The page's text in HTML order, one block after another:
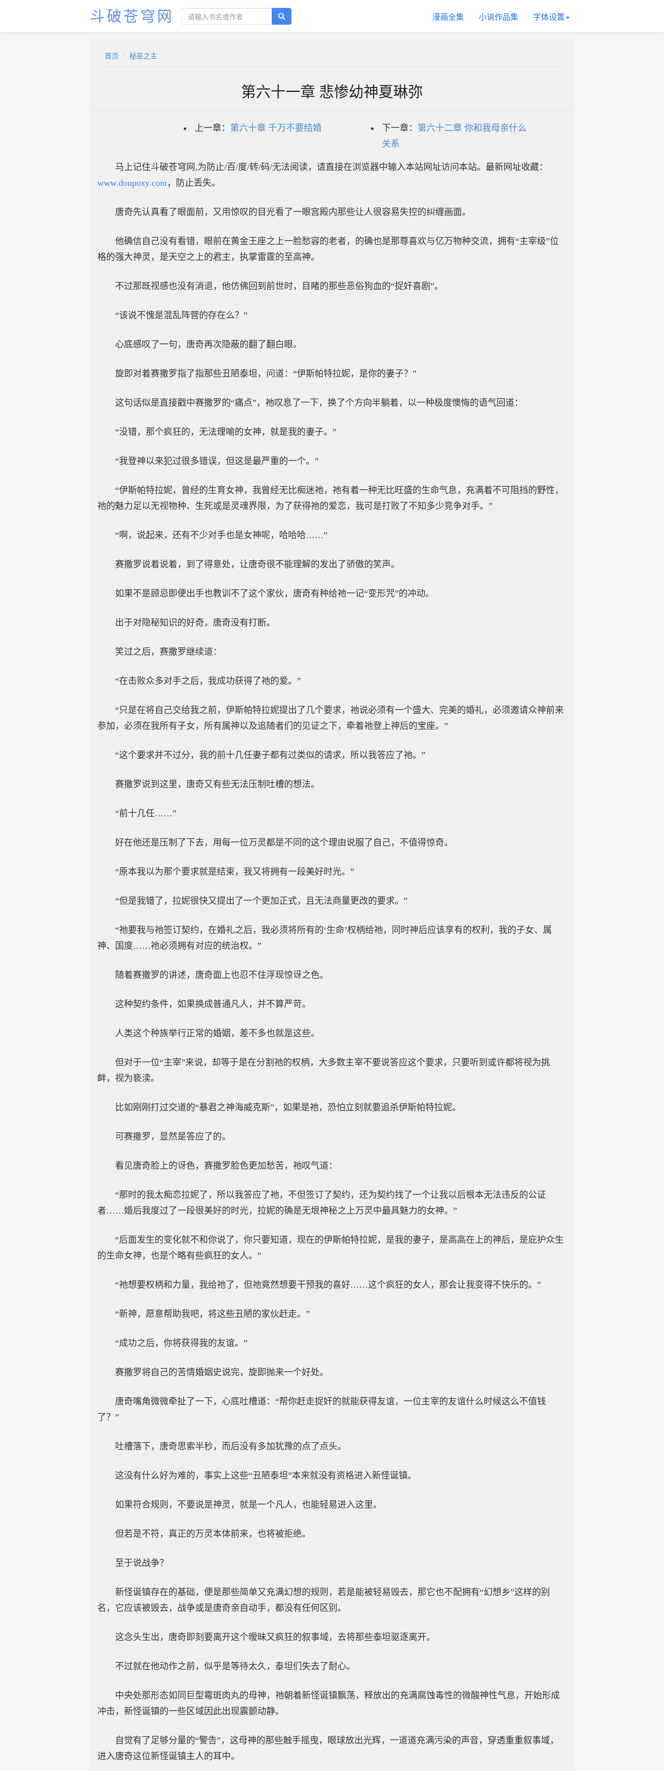
斗破苍穹网 漫画全集 小说作品集 字体设置
首页 秘巫之主
第六十一章 悲惨幼神夏琳弥
上一章： 第六十章 千万不要结婚 下一章： 第六十二章 你和我母亲什么
关系
马上记住斗破苍穹网,为防止/百/度/转/码/无法阅读，请直接在浏览器中输入本站网址访问本站。最新网址收藏：
www.doupoxy.com，防止丢失。
唐奇先认真看了眼面前，又用惊叹的目光看了一眼宫殿内那些让人很容易失控的纠缠画面。
他确信自己没有看错，眼前在黄金王座之上一脸愁容的老者，的确也是那尊喜欢与亿万物种交流，拥有“主宰级”位
格的强大神灵，是天空之上的君主，执掌雷霆的至高神。
不过那既视感也没有消退，他仿佛回到前世时，目睹的那些恶俗狗血的“捉奸喜剧”。
“该说不愧是混乱阵营的存在么？”
心底感叹了一句，唐奇再次隐蔽的翻了翻白眼。
旋即对着赛撒罗指了指那些丑陋泰坦，问道：“伊斯帕特拉妮，是你的妻子？”
这句话似是直接戳中赛撒罗的“痛点”，祂叹息了一下，换了个方向半躺着，以一种极度懊悔的语气回道：
“没错，那个疯狂的，无法理喻的女神，就是我的妻子。”
“我登神以来犯过很多错误，但这是最严重的一个。”
“伊斯帕特拉妮，曾经的生育女神，我曾经无比痴迷祂，祂有着一种无比旺盛的生命气息，充满着不可阻挡的野性，
祂的魅力足以无视物种、生死或是灵魂界限，为了获得祂的爱恋，我可是打败了不知多少竞争对手。”
“啊，说起来，还有不少对手也是女神呢，哈哈哈……”
赛撒罗说着说着，到了得意处，让唐奇很不能理解的发出了骄傲的笑声。
如果不是顾忌即便出手也教训不了这个家伙，唐奇有种给祂一记“变形咒”的冲动。
出于对隐秘知识的好奇，唐奇没有打断。
笑过之后，赛撒罗继续道：
“在击败众多对手之后，我成功获得了祂的爱。”
“只是在将自己交给我之前，伊斯帕特拉妮提出了几个要求，祂说必须有一个盛大、完美的婚礼，必须邀请众神前来
参加，必须在我所有子女，所有属神以及追随者们的见证之下，牵着祂登上神后的宝座。”
“这个要求并不过分，我的前十几任妻子都有过类似的请求，所以我答应了祂。”
赛撒罗说到这里，唐奇又有些无法压制吐槽的想法。
“前十几任……”
好在他还是压制了下去，用每一位万灵都是不同的这个理由说服了自己，不值得惊奇。
“原本我以为那个要求就是结束，我又将拥有一段美好时光。”
“但是我错了，拉妮很快又提出了一个更加正式，且无法商量更改的要求。”
“祂要我与祂签订契约，在婚礼之后，我必须将所有的‘生命’权柄给祂，同时神后应该享有的权利，我的子女、属
神、国度……祂必须拥有对应的统治权。”
随着赛撒罗的讲述，唐奇面上也忍不住浮现惊讶之色。
这种契约条件，如果换成普通凡人，并不算严苛。
人类这个种族举行正常的婚姻，差不多也就是这些。
但对于一位“主宰”来说，却等于是在分割祂的权柄，大多数主宰不要说答应这个要求，只要听到或许都将视为挑
衅，视为亵渎。
比如刚刚打过交道的“暴君之神海威克斯”，如果是祂，恐怕立刻就要追杀伊斯帕特拉妮。
可赛撒罗，显然是答应了的。
看见唐奇脸上的讶色，赛撒罗脸色更加愁苦，祂叹气道：
“那时的我太痴恋拉妮了，所以我答应了祂，不但签订了契约，还为契约找了一个让我以后根本无法违反的公证
者……婚后我度过了一段很美好的时光，拉妮的确是无垠神秘之上万灵中最具魅力的女神。”
“后面发生的变化就不和你说了，你只要知道，现在的伊斯帕特拉妮，是我的妻子，是高高在上的神后，是庇护众生
的生命女神，也是个略有些疯狂的女人。”
“祂想要权柄和力量，我给祂了，但祂竟然想要干预我的喜好……这个疯狂的女人，那会让我变得不快乐的。”
“新神，愿意帮助我吧，将这些丑陋的家伙赶走。”
“成功之后，你将获得我的友谊。”
赛撒罗将自己的苦情婚姻史说完，旋即抛来一个好处。
唐奇嘴角微微牵扯了一下，心底吐槽道：“帮你赶走捉奸的就能获得友谊，一位主宰的友谊什么时候这么不值钱
了？”
吐槽落下，唐奇思索半秒，而后没有多加犹豫的点了点头。
这没有什么好为难的，事实上这些“丑陋泰坦”本来就没有资格进入新怪诞镇。
如果符合规则，不要说是神灵，就是一个凡人，也能轻易进入这里。
但若是不符，真正的万灵本体前来，也将被拒绝。
至于说战争？
新怪诞镇存在的基础，便是那些简单又充满幻想的规则，若是能被轻易毁去，那它也不配拥有“幻想乡”这样的别
名，它应该被毁去，战争或是唐奇亲自动手，都没有任何区别。
这念头生出，唐奇即刻要离开这个暧昧又疯狂的叙事域，去将那些泰坦驱逐离开。
不过就在他动作之前，似乎是等待太久，泰坦们失去了耐心。
中央处那形态如同巨型霉斑肉丸的母神，祂朝着新怪诞镇飘荡，释放出的充满腐蚀毒性的微酸神性气息，开始形成
冲击，新怪诞镇的一些区域因此出现震颤动静。
自觉有了足够分量的“警告”，这母神的那些触手摇曳，眼球放出光辉，一道道充满污染的声音，穿透重重叙事域，
进入唐奇这位新怪诞镇主人的耳中。